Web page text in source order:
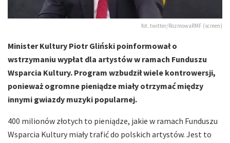
fot. twitter/RozmowaRMF (screen)
Minister Kultury Piotr Gliński poinformował o
wstrzymaniu wypłat dla artystów w ramach Funduszu
Wsparcia Kultury. Program wzbudził wiele kontrowersji,
ponieważ ogromne pieniądze miały otrzymać między
innymi gwiazdy muzyki popularnej.
400 milionów złotych to pieniądze, jakie w ramach Funduszu
Wsparcia Kultury miały trafić do polskich artystów. Jest to